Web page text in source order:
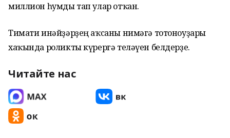
миллион һумды тап улар отҡан.
Тимати инәйҙәрҙең аҡсаны нимәгә тотоноуҙары
хаҡында роликты күрергә теләүен белдерҙе.
Читайте нас